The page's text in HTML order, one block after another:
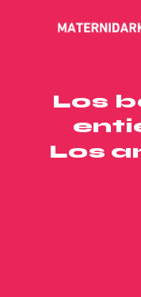
Los
Los